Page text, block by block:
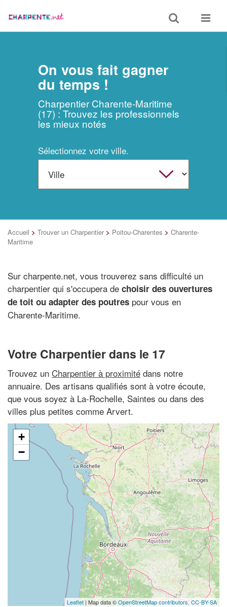
Toggle
search
Toggle
On vous fait gagner
du temps !
Charpentier Charente-Maritime
(17) : Trouvez les professionnels
les mieux notés
Sélectionnez votre ville.
Accueil > Trouver un Charpentier > Poitou-Charentes > Charente-
Maritime
Sur charpente.net, vous trouverez sans difficulté un
charpentier qui s'occupera de choisir des ouvertures
de toit ou adapter des poutres pour vous en
Charente-Maritime.
Votre Charpentier dans le 17
Trouvez un Charpentier à proximité dans notre
annuaire. Des artisans qualifiés sont à votre écoute,
que vous soyez à La-Rochelle, Saintes ou dans des
villes plus petites comme Arvert.
+
−
Leaflet | Map data ©OpenStreetMap contributors,CC-BY-SA